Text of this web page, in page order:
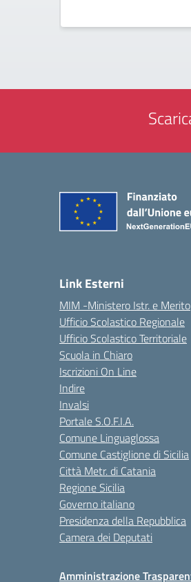
Link Esterni
MIM -Ministero Istr. e Merito
Ufficio Scolastico Regionale
Ufficio Scolastico Territoriale
Scuola in Chiaro
Iscrizioni On Line
Indire
Invalsi
Portale S.O.F.I.A.
Comune Linguaglossa
Comune Castiglione di Sicilia
Città Metr. di Catania
Regione Sicilia
Governo italiano
Presidenza della Repubblica
Camera dei Deputati
Amministrazione